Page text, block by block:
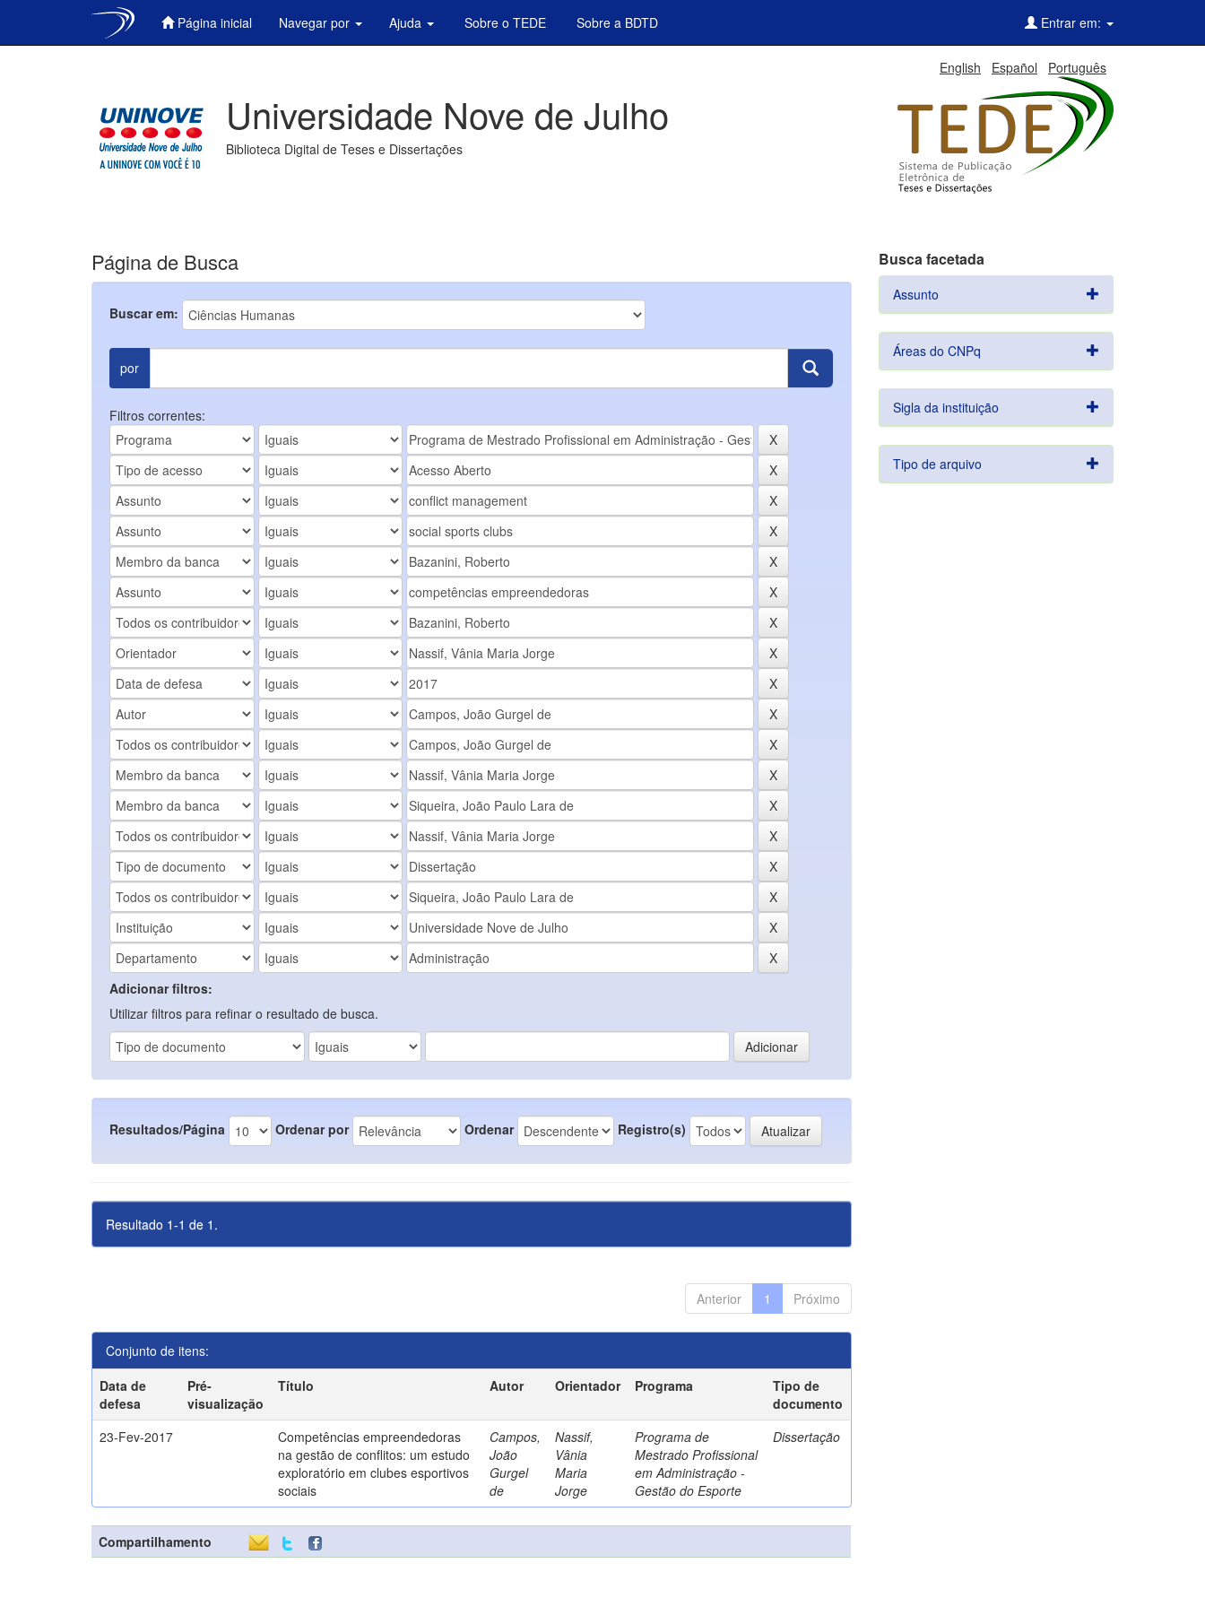
Página inicial Navegar por Ajuda Sobre o TEDE Sobre a BDTD Entrar em:
English Español Português
Universidade Nove de Julho
Biblioteca Digital de Teses e Dissertações
Página de Busca
Buscar em:
por
Filtros correntes:
Adicionar filtros:
Utilizar filtros para refinar o resultado de busca.
Resultados/Página Ordenar por Ordenar Registro(s)
Resultado 1-1 de 1.
Anterior 1 Próximo
Conjunto de itens:
Data de
defesa
Pré-
visualização
Título Autor Orientador Programa
Tipo de
documento
23-Fev-2017
Competências empreendedoras
na gestão de conflitos: um estudo
exploratório em clubes esportivos
sociais
Campos,
João
Gurgel
de
Nassif,
Vânia
Maria
Jorge
Programa de
Mestrado Profissional
em Administração -
Gestão do Esporte
Dissertação
Compartilhamento
Busca facetada
Assunto
Áreas do CNPq
Sigla da instituição
Tipo de arquivo